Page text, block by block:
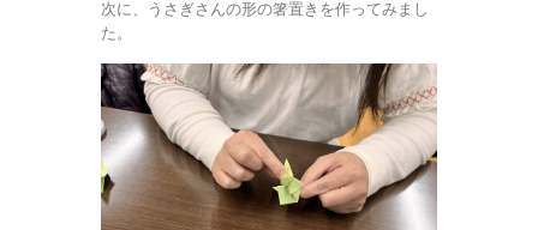
次に、うさぎさんの形の箸置きを作ってみまし
た。